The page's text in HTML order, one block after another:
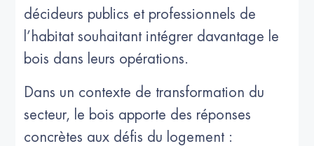
décideurs publics et professionnels de
l’habitat souhaitant intégrer davantage le
bois dans leurs opérations.
Dans un contexte de transformation du
secteur, le bois apporte des réponses
concrètes aux défis du logement :